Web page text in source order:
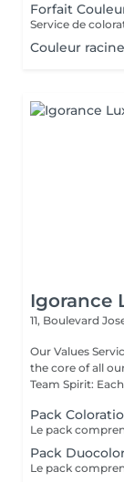
Forfait
Couleur
Igorance
11, Boulevard
Our Values Service: The excellence in hairdressing service is at
the core of all
Team Spirit:
Pack
Pack